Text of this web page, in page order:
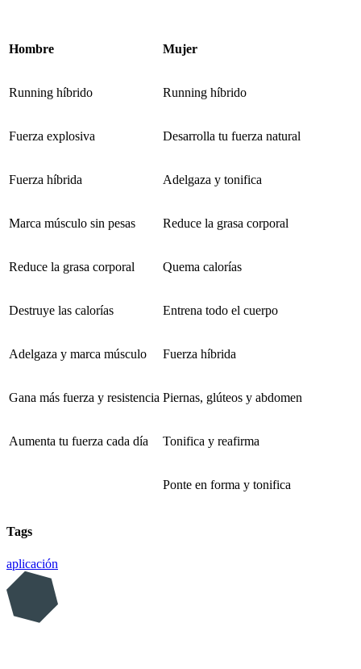
Hombre Mujer
Running híbrido Running híbrido
Fuerza explosiva Desarrolla tu fuerza natural
Fuerza híbrida Adelgaza y tonifica
Marca músculo sin pesas Reduce la grasa corporal
Reduce la grasa corporal Quema calorías
Destruye las calorías Entrena todo el cuerpo
Adelgaza y marca músculo Fuerza híbrida
Gana más fuerza y resistencia Piernas, glúteos y abdomen
Aumenta tu fuerza cada día Tonifica y reafirma
Ponte en forma y tonifica
Tags
aplicación